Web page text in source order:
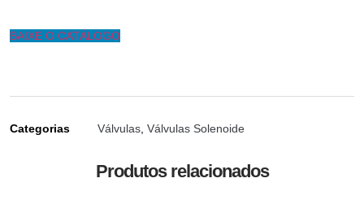
BAIXE O CATÁLOGO
Categorias Válvulas, Válvulas Solenoide
Produtos relacionados